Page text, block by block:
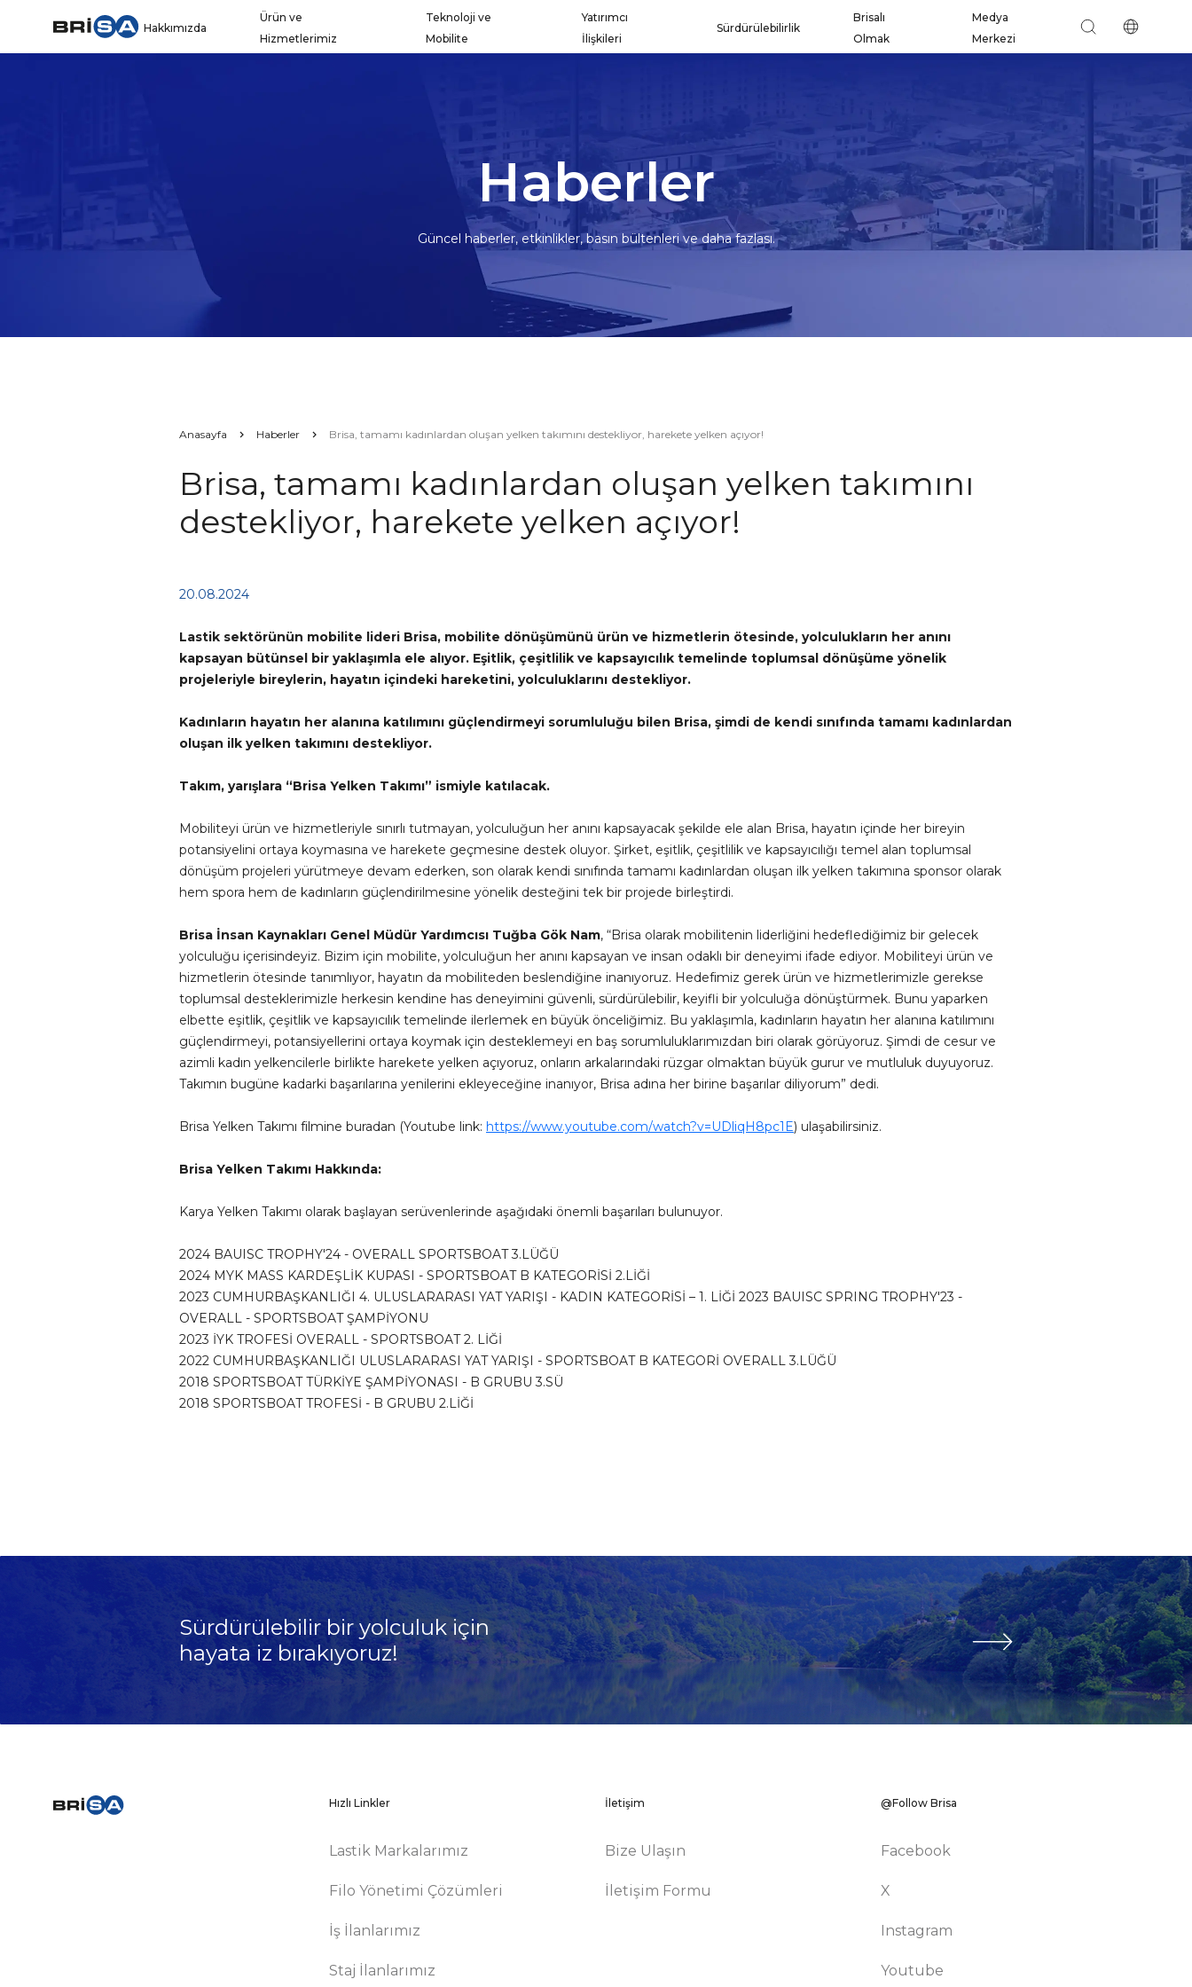
Hakkımızda
Ürün ve
Hizmetlerimiz
Teknoloji ve
Mobilite
Yatırımcı
İlişkileri
Sürdürülebilirlik
Brisalı
Olmak
Medya
Merkezi
Haberler
Güncel haberler, etkinlikler, basın bültenleri ve daha fazlası.
Anasayfa Haberler Brisa, tamamı kadınlardan oluşan yelken takımını destekliyor, harekete yelken açıyor!
Brisa, tamamı kadınlardan oluşan yelken takımını
destekliyor, harekete yelken açıyor!
20.08.2024
Lastik sektörünün mobilite lideri Brisa, mobilite dönüşümünü ürün ve hizmetlerin ötesinde, yolculukların her anını
kapsayan bütünsel bir yaklaşımla ele alıyor. Eşitlik, çeşitlilik ve kapsayıcılık temelinde toplumsal dönüşüme yönelik
projeleriyle bireylerin, hayatın içindeki hareketini, yolculuklarını destekliyor.
Kadınların hayatın her alanına katılımını güçlendirmeyi sorumluluğu bilen Brisa, şimdi de kendi sınıfında tamamı kadınlardan
oluşan ilk yelken takımını destekliyor.
Takım, yarışlara “Brisa Yelken Takımı” ismiyle katılacak.
Mobiliteyi ürün ve hizmetleriyle sınırlı tutmayan, yolculuğun her anını kapsayacak şekilde ele alan Brisa, hayatın içinde her bireyin
potansiyelini ortaya koymasına ve harekete geçmesine destek oluyor. Şirket, eşitlik, çeşitlilik ve kapsayıcılığı temel alan toplumsal
dönüşüm projeleri yürütmeye devam ederken, son olarak kendi sınıfında tamamı kadınlardan oluşan ilk yelken takımına sponsor olarak
hem spora hem de kadınların güçlendirilmesine yönelik desteğini tek bir projede birleştirdi.
Brisa İnsan Kaynakları Genel Müdür Yardımcısı Tuğba Gök Nam, “Brisa olarak mobilitenin liderliğini hedeflediğimiz bir gelecek
yolculuğu içerisindeyiz. Bizim için mobilite, yolculuğun her anını kapsayan ve insan odaklı bir deneyimi ifade ediyor. Mobiliteyi ürün ve
hizmetlerin ötesinde tanımlıyor, hayatın da mobiliteden beslendiğine inanıyoruz. Hedefimiz gerek ürün ve hizmetlerimizle gerekse
toplumsal desteklerimizle herkesin kendine has deneyimini güvenli, sürdürülebilir, keyifli bir yolculuğa dönüştürmek. Bunu yaparken
elbette eşitlik, çeşitlik ve kapsayıcılık temelinde ilerlemek en büyük önceliğimiz. Bu yaklaşımla, kadınların hayatın her alanına katılımını
güçlendirmeyi, potansiyellerini ortaya koymak için desteklemeyi en baş sorumluluklarımızdan biri olarak görüyoruz. Şimdi de cesur ve
azimli kadın yelkencilerle birlikte harekete yelken açıyoruz, onların arkalarındaki rüzgar olmaktan büyük gurur ve mutluluk duyuyoruz.
Takımın bugüne kadarki başarılarına yenilerini ekleyeceğine inanıyor, Brisa adına her birine başarılar diliyorum” dedi.
Brisa Yelken Takımı filmine buradan (Youtube link: https://www.youtube.com/watch?v=UDliqH8pc1E) ulaşabilirsiniz.
Brisa Yelken Takımı Hakkında:
Karya Yelken Takımı olarak başlayan serüvenlerinde aşağıdaki önemli başarıları bulunuyor.
2024 BAUISC TROPHY'24 - OVERALL SPORTSBOAT 3.LÜĞÜ
2024 MYK MASS KARDEŞLİK KUPASI - SPORTSBOAT B KATEGORİSİ 2.LİĞİ
2023 CUMHURBAŞKANLIĞI 4. ULUSLARARASI YAT YARIŞI - KADIN KATEGORİSİ – 1. LİĞİ 2023 BAUISC SPRING TROPHY'23 -
OVERALL - SPORTSBOAT ŞAMPİYONU
2023 İYK TROFESİ OVERALL - SPORTSBOAT 2. LİĞİ
2022 CUMHURBAŞKANLIĞI ULUSLARARASI YAT YARIŞI - SPORTSBOAT B KATEGORİ OVERALL 3.LÜĞÜ
2018 SPORTSBOAT TÜRKİYE ŞAMPİYONASI - B GRUBU 3.SÜ
2018 SPORTSBOAT TROFESİ - B GRUBU 2.LİĞİ
Sürdürülebilir bir yolculuk için
hayata iz bırakıyoruz!
Hızlı Linkler
Lastik Markalarımız
Filo Yönetimi Çözümleri
İş İlanlarımız
Staj İlanlarımız
İletişim
Bize Ulaşın
İletişim Formu
@Follow Brisa
Facebook
X
Instagram
Youtube